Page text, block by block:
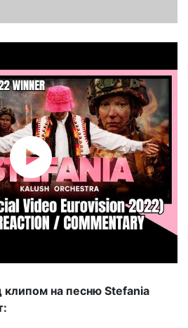
на песню Stefania